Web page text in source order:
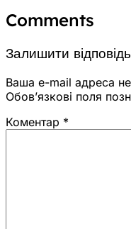
Comments
Залишити відповідь
Ваша e-mail адреса
Обов’язкові поля
Коментар *